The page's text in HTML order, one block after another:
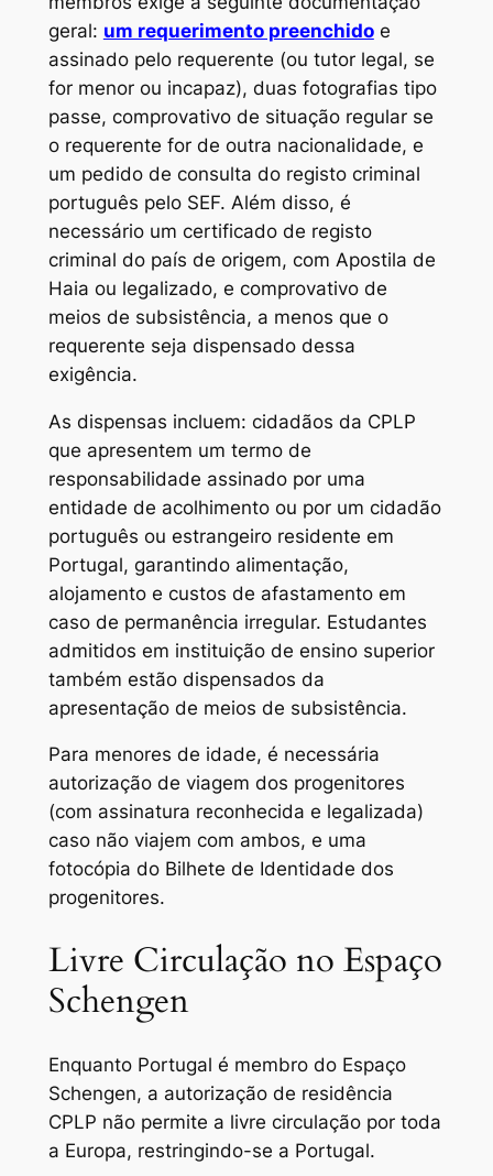
geral: um requerimento preenchidoe
assinado pelo requerente (ou tutor legal, se
for menor ou incapaz), duas fotografias tipo
passe, comprovativo de situação regular se
o requerente for de outra nacionalidade, e
um pedido de consulta do registo criminal
português pelo SEF. Além disso, é
necessário um certificado de registo
criminal do país de origem, com Apostila de
Haia ou legalizado, e comprovativo de
meios de subsistência, a menos que o
requerente seja dispensado dessa
exigência.
As dispensas incluem: cidadãos da CPLP
que apresentem um termo de
responsabilidade assinado por uma
entidade de acolhimento ou por um cidadão
português ou estrangeiro residente em
Portugal, garantindo alimentação,
alojamento e custos de afastamento em
caso de permanência irregular. Estudantes
admitidos em instituição de ensino superior
também estão dispensados da
apresentação de meios de subsistência.
Para menores de idade, é necessária
autorização de viagem dos progenitores
(com assinatura reconhecida e legalizada)
caso não viajem com ambos, e uma
fotocópia do Bilhete de Identidade dos
progenitores.
Livre Circulação no Espaço
Schengen
Enquanto Portugal é membro do Espaço
Schengen, a autorização de residência
CPLP não permite a livre circulação por toda
a Europa, restringindo-se a Portugal.